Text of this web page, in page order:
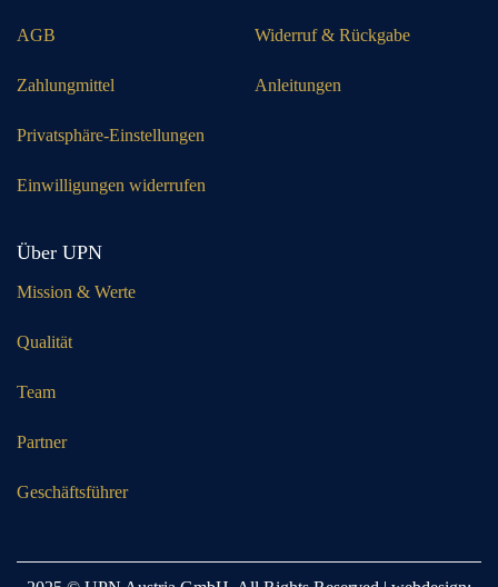
AGB
Zahlungmittel
Privatsphäre-Einstellungen
Einwilligungen widerrufen
Widerruf & Rückgabe
Anleitungen
Über UPN
Mission & Werte
Qualität
Team
Partner
Geschäftsführer